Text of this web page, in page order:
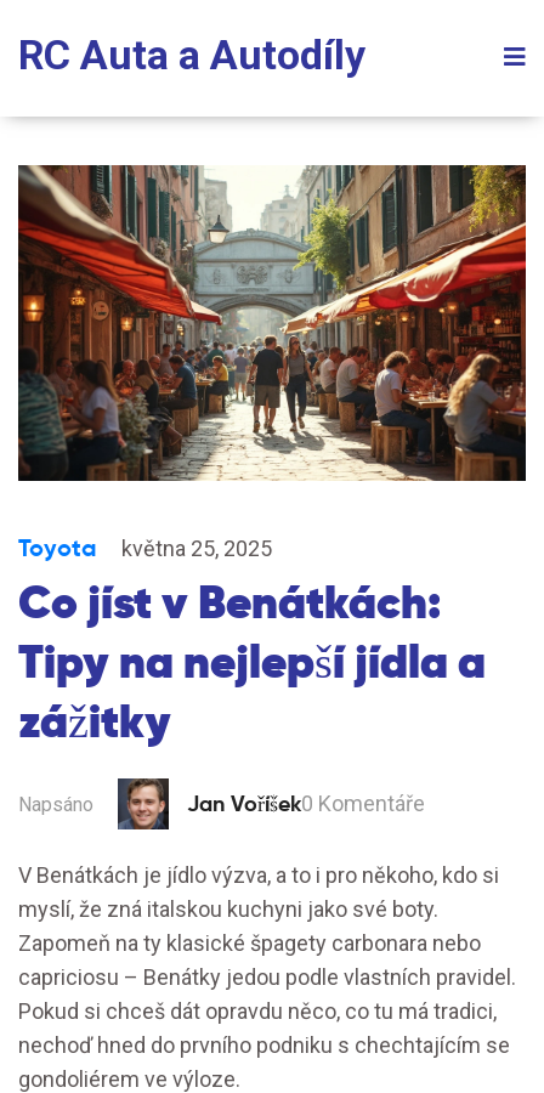
RC Auta a Autodíly
Toyota května 25, 2025
Co jíst v Benátkách:
Tipy na nejlepší jídla a
zážitky
Napsáno Jan Voříšek0 Komentáře
V Benátkách je jídlo výzva, a to i pro někoho, kdo si
myslí, že zná italskou kuchyni jako své boty.
Zapomeň na ty klasické špagety carbonara nebo
capriciosu – Benátky jedou podle vlastních pravidel.
Pokud si chceš dát opravdu něco, co tu má tradici,
nechoď hned do prvního podniku s chechtajícím se
gondoliérem ve výloze.